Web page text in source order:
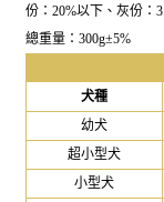
份：20%以下、灰份：
總重量：300g±5%
犬種
幼犬
超小型犬
小型犬